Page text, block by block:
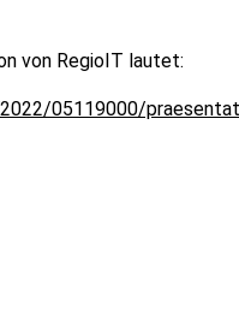
von RegioIT lautet:
05119000/